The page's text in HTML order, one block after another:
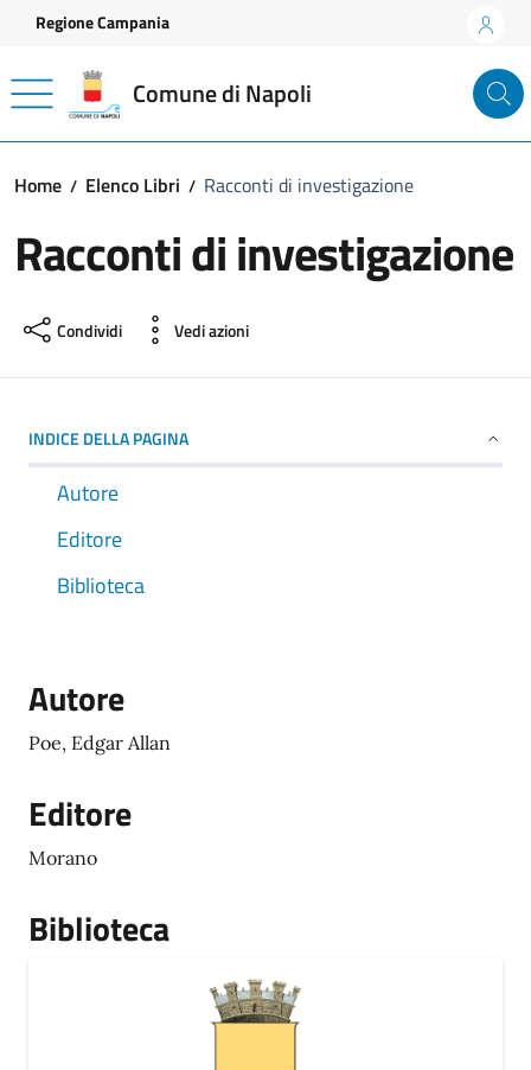
Vai ai contenuti
Vai al footer
Regione Campania
Comune di Napoli
Home Elenco Libri Racconti di investigazione
Racconti di investigazione
Condividi Vedi azioni
INDICE DELLA PAGINA
Autore
Editore
Biblioteca
Autore
Poe, Edgar Allan
Editore
Morano
Biblioteca